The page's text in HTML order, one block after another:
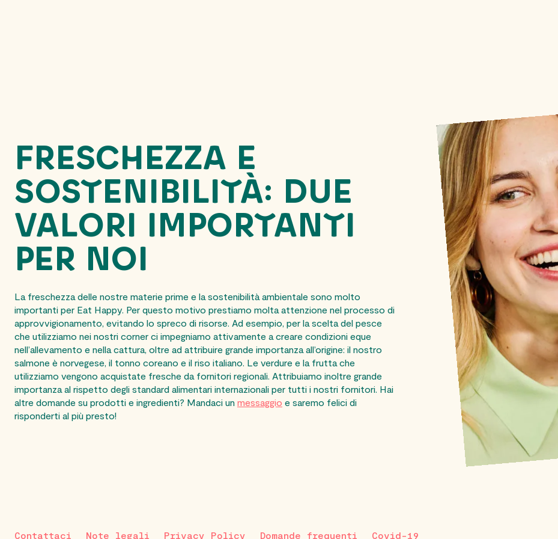
FRESCHEZZA E
SOSTENIBILITÀ: DUE
VALORI IMPORTANTI
PER NOI
La freschezza delle nostre materie prime e la sostenibilità ambientale sono molto
importanti per Eat Happy. Per questo motivo prestiamo molta attenzione nel processo di
approvvigionamento, evitando lo spreco di risorse. Ad esempio, per la scelta del pesce
che utilizziamo nei nostri corner ci impegniamo attivamente a creare condizioni eque
nell’allevamento e nella cattura, oltre ad attribuire grande importanza all’origine: il nostro
salmone è norvegese, il tonno coreano e il riso italiano. Le verdure e la frutta che
utilizziamo vengono acquistate fresche da fornitori regionali. Attribuiamo inoltre grande
importanza al rispetto degli standard alimentari internazionali per tutti i nostri fornitori. Hai
altre domande su prodotti e ingredienti? Mandaci un messaggio e saremo felici di
risponderti al più presto!
Contattaci Note legali Privacy Policy Domande frequenti Covid-19